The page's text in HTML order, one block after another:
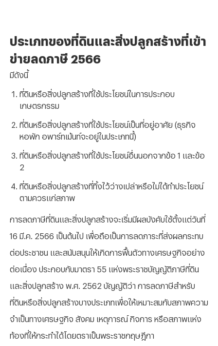
ประเภทของที่ดินและสิ่งปลูกสร้างที่เข้า
ข่ายลดภาษี 2566
มีดังนี้
ที่ดินหรือสิ่งปลูกสร้างที่ใช้ประโยชน์ในการประกอบ
เกษตรกรรม
ที่ดินหรือสิ่งปลูกสร้างที่ใช้ประโยชน์เป็นที่อยู่อาศัย (ธุรกิจ
หอพัก อพาร์ทเม้นท์จะอยู่ในประเภทนี้)
ที่ดินหรือสิ่งปลูกสร้างที่ใช้ประโยชน์อื่นนอกจากข้อ 1 และข้อ
2
ที่ดินหรือสิ่งปลูกสร้างที่ทิ้งไว้ว่างเปล่าหรือไม่ได้ทำประโยชน์
ตามควรแก่สภาพ
การลดภาษีที่ดินและสิ่งปลูกสร้างจะเริ่มมีผลบังคับใช้ตั้งแต่วันที่
16 มี.ค. 2566 เป็นต้นไป เพื่อถือเป็นการลดภาระที่ส่งผลกระทบ
ต่อประชาชน และสนับสนุนให้เกิดการฟื้นตัวทางเศรษฐกิจอย่าง
ต่อเนื่อง ประกอบกับมาตรา 55 แห่งพระราชบัญญัติภาษีที่ดิน
และสิ่งปลูกสร้าง พ.ศ. 2562 บัญญัติว่า การลดภาษีสำหรับ
ที่ดินหรือสิ่งปลูกสร้างบางประเภทเพื่อให้เหมาะสมกับสภาพความ
จำเป็นทางเศรษฐกิจ สังคม เหตุการณ์ กิจการ หรือสภาพแห่ง
ท้องที่ให้กระทำได้โดยตราเป็นพระราชกฤษฎีกา